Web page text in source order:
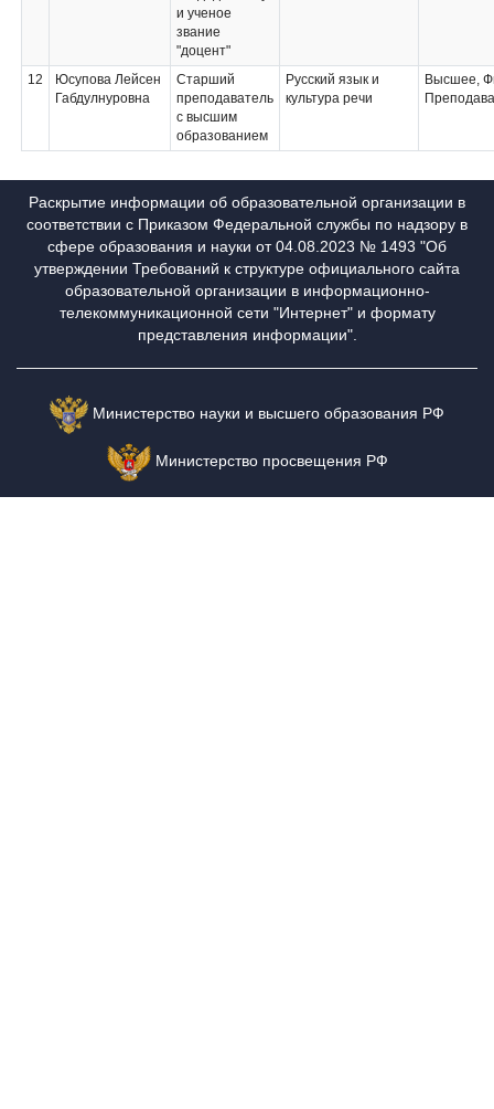
и ученое
звание
"доцент"
12
Юсупова Лейсен
Габдулнуровна
Старший
преподаватель
с высшим
образованием
Русский язык и
культура речи
Высшее,
Раскрытие информации об образовательной организации в
соответствии с Приказом Федеральной службы по надзору в
сфере образования и науки от 04.08.2023 № 1493 "Об
утверждении Требований к структуре официального сайта
образовательной организации в информационно-
телекоммуникационной сети "Интернет" и формату
представления информации".
Министерство науки и высшего образования РФ
Министерство просвещения РФ